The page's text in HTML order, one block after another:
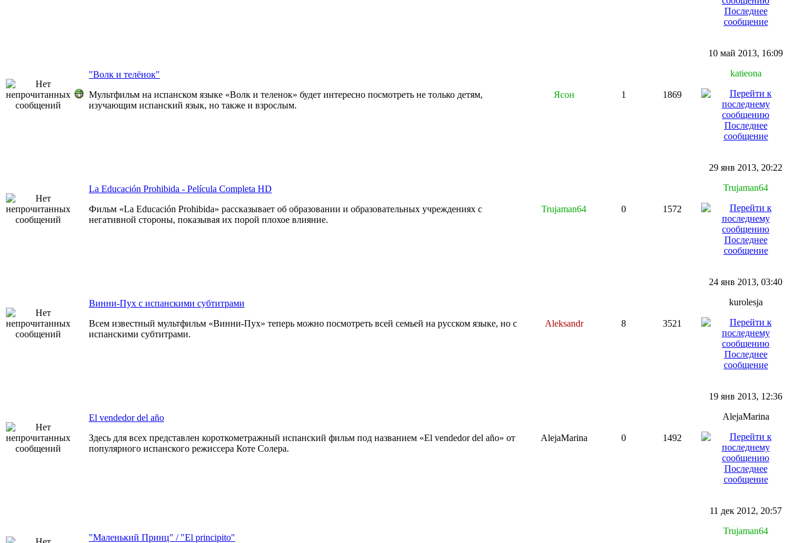
Последнее
сообщение
"Волк и телёнок"
Мультфильм на испанском языке «Волк и теленок» будет интересно посмотреть не только детям,
изучающим испанский язык, но также и взрослым.
Ясон 1 1869
10 май 2013, 16:09
katieona
Последнее
сообщение
La Educación Prohibida - Película Completa HD
Фильм «La Educación Prohibida» рассказывает об образовании и образовательных учреждениях с
негативной стороны, показывая их порой плохое влияние.
Trujaman64 0 1572
29 янв 2013, 20:22
Trujaman64
Последнее
сообщение
Винни-Пух с испанскими субтитрами
Всем известный мультфильм «Винни-Пух» теперь можно посмотреть всей семьей на русском языке, но с
испанскими субтитрами.
Aleksandr 8 3521
24 янв 2013, 03:40
kurolesja
Последнее
сообщение
El vendedor del año
Здесь для всех представлен короткометражный испанский фильм под названием «El vendedor del año» от
популярного испанского режиссера Коте Солера.
AlejaMarina 0 1492
19 янв 2013, 12:36
AlejaMarina
Последнее
сообщение
"Маленький Принц" / "El principito"
11 дек 2012, 20:57
Trujaman64